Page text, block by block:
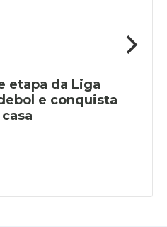
etapa da Liga
e conquista